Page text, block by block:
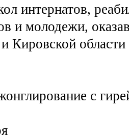
интернатов,
и молодежи,
Кировской области
с